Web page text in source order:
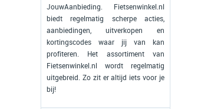
JouwAanbieding. Fietsenwinkel.nl
biedt regelmatig scherpe acties,
aanbiedingen, uitverkopen en
kortingscodes waar jij van kan
profiteren. Het assortiment van
Fietsenwinkel.nl wordt regelmatig
uitgebreid. Zo zit er altijd iets voor je
bij!